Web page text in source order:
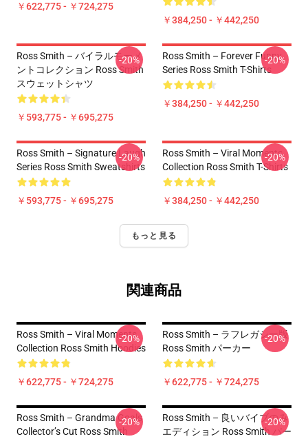
￥622,775 - ￥724,275
￥384,250 - ￥442,250
Ross Smith – バイラルモーメ
ントコレクション Ross Smith
スウェットシャツ
￥593,775 - ￥695,275
-20%
Ross Smith – Forever Funny
Series Ross Smith T-Shirts
￥384,250 - ￥442,250
-20%
Ross Smith – Signature Laugh
Series Ross Smith Sweatshirts
￥593,775 - ￥695,275
-20%
Ross Smith – Viral Moments
Collection Ross Smith T-Shirts
￥384,250 - ￥442,250
-20%
もっと見る
関連商品
Ross Smith – Viral Moments
Collection Ross Smith Hoodies
￥622,775 - ￥724,275
-20%
Ross Smith – ラフレガシー版
Ross Smith パーカー
￥622,775 - ￥724,275
-20%
Ross Smith – Grandma Goals
Collector’s Cut Ross Smith
-20%
Ross Smith – 良いバイブのみ
エディション Ross Smith パー
-20%